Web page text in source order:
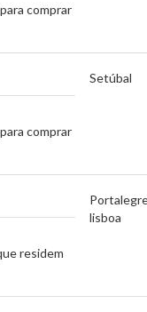
comprar
comprar
Setúbal
residem
lisboa